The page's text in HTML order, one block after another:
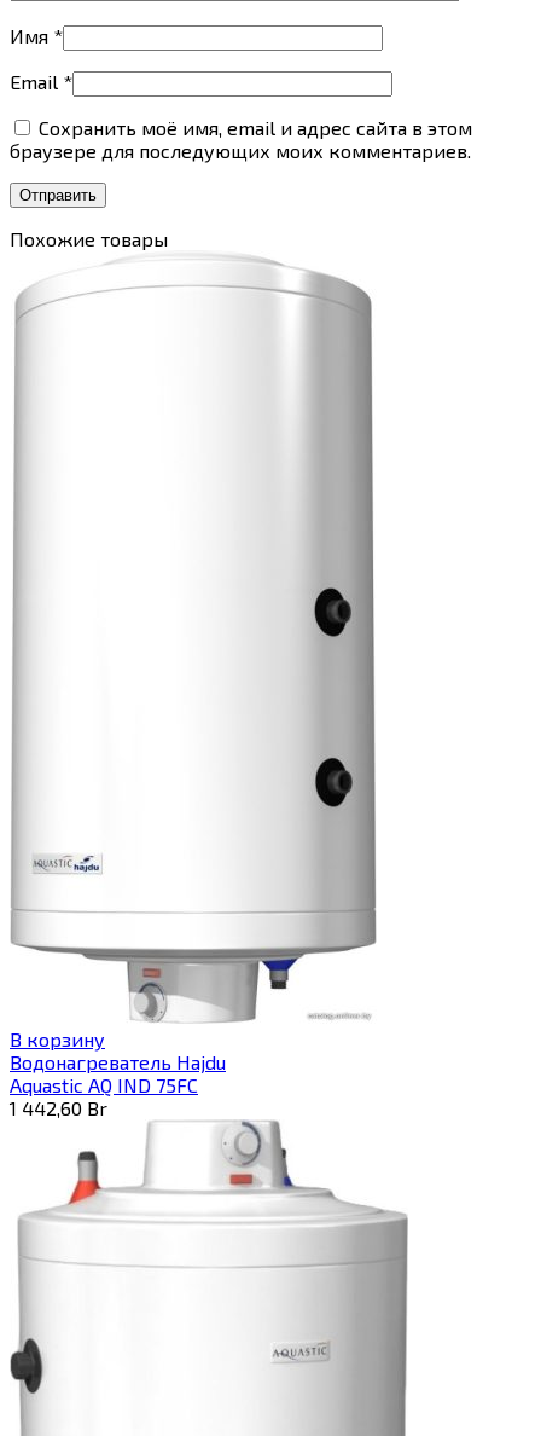
Имя *
Email *
Сохранить моё имя, email и адрес сайта в этом
браузере для последующих моих комментариев.
Похожие товары
В корзину
Водонагреватель Hajdu
Aquastic AQ IND 75FC
1 442,60 Br